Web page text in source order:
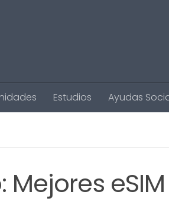
Estudios Ayudas